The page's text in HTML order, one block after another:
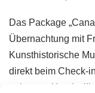
Das Package
Übernachtung mit
Kunsthistorische
direkt beim Check-
gelegene Hotel will